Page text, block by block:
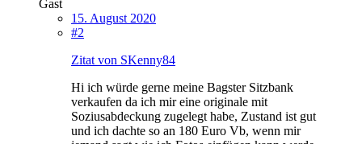
Gast
15. August 2020
#2
Zitat von SKenny84
Hi ich würde gerne meine Bagster Sitzbank
verkaufen da ich mir eine originale mit
Soziusabdeckung zugelegt habe, Zustand ist gut
und ich dachte so an 180 Euro Vb, wenn mir